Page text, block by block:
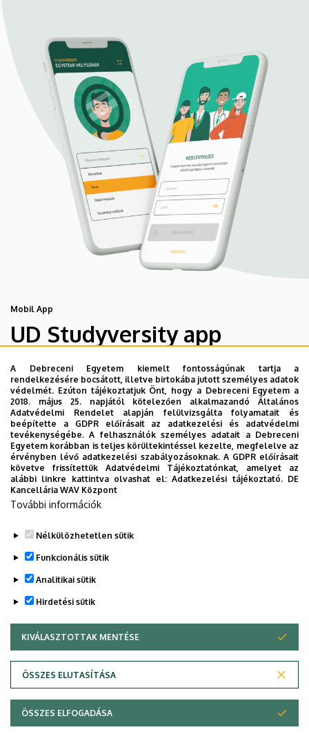
Mobil App
UD Studyversity app
Engedd meg, hogy figyelmedbe ajánljuk a Debreceni
Egyetem új applikációját, melyet hallgatói számára
készített. Az alkalmazás bevezetésével célunk, hogy
segítsünk eligazodni az egyetemi mindennapokban, a
tanulmányaiddal kapcsolatban gyorsan elérhető
információkat biztosítsunk, útmutatót adjunk az egyetemi
évek során felmerülő helyzetekkel, kérdésekkel
kapcsolatban, továbbá „zsebközelbe” hozzuk az Egyetem
és Debrecen város kulturális és sport életét.
Adatvédelem
Szerzői jog © 2026 Unideb
A Debreceni Egyetem kiemelt fontosságúnak tartja a
rendelkezésére bocsátott, illetve birtokába jutott személyes adatok
védelmét. Ezúton tájékoztatjuk Önt, hogy a Debreceni Egyetem a
2018. május 25. napjától kötelezően alkalmazandó Általános
Adatvédelmi Rendelet alapján felülvizsgálta folyamatait és
beépítette a GDPR előírásait az adatkezelési és adatvédelmi
tevékenységébe. A felhasználók személyes adatait a Debreceni
Egyetem korábban is teljes körültekintéssel kezelte, megfelelve az
érvényben lévő adatkezelési szabályozásoknak. A GDPR előírásait
követve frissítettük Adatvédelmi Tájékoztatónkat, amelyet az
alábbi linkre kattintva olvashat el:Adatkezelési tájékoztató. DE
Kancellária WAV Központ
További információk
Nélkülözhetetlen sütik
Funkcionális sütik
Analitikai sütik
Hirdetési sütik
KIVÁLASZTOTTAK MENTÉSE
ÖSSZES ELUTASÍTÁSA
WITHDRAW CONSENT
ÖSSZES ELFOGADÁSA